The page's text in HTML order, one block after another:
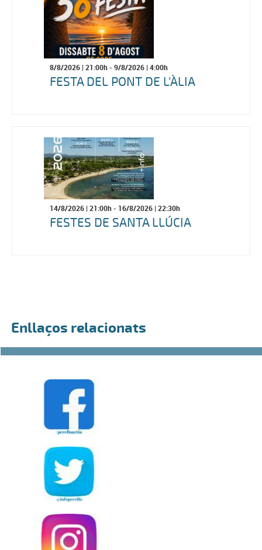
8/8/2026 | 21:00h - 9/8/2026 | 4:00h
FESTA DEL PONT DE L'ÀLIA
14/8/2026 | 21:00h - 16/8/2026 | 22:30h
FESTES DE SANTA LLÚCIA
Enllaços relacionats